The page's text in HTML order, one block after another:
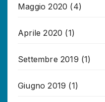
Maggio 2020 (4)
Aprile 2020 (1)
Settembre 2019 (1)
Giugno 2019 (1)